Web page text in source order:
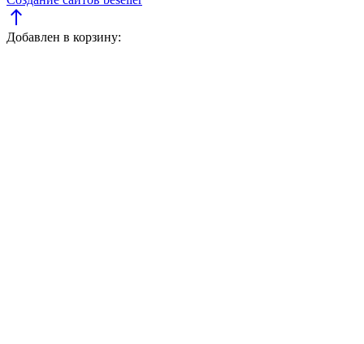
north
Добавлен в корзину: